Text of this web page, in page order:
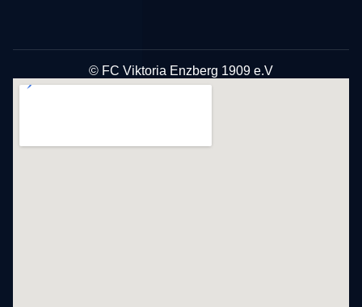
© FC Viktoria Enzberg 1909 e.V